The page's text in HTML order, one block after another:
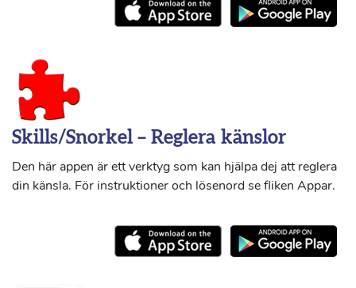
Skills/Snorkel – Reglera känslor
Den här appen är ett verktyg som kan hjälpa dej att reglera
din känsla. För instruktioner och lösenord se fliken Appar.